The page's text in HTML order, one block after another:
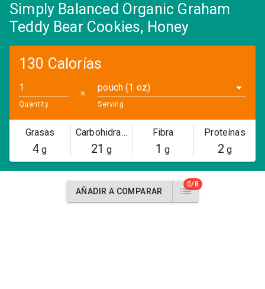
Simply Balanced Organic Graham
Teddy Bear Cookies, Honey
130 Calorías
Quantity
✕
pouch (1 oz)
Serving
Grasas
4 g
Carbohidratos
21 g
Fibra
1 g
Proteínas
2 g
AÑADIR A COMPARAR
0/8